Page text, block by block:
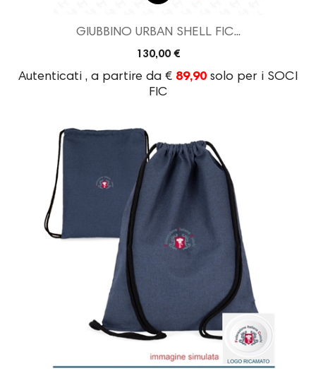
GIUBBINO URBAN SHELL FIC...
130,00 €
Autenticati , a partire da € 89,90 solo per i SOCI
FIC